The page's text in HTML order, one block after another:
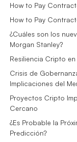
How to Pay
How to Pay
¿Cuáles son los
Morgan Stanley?
Resiliencia Cripto
Crisis de
Implicaciones del
Proyectos Cripto
Cercano
¿Es Probable la
Predicción?